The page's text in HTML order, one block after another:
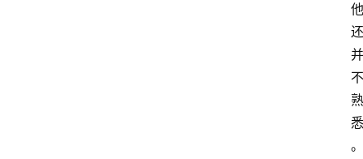
他
还
并
不
熟
悉
。